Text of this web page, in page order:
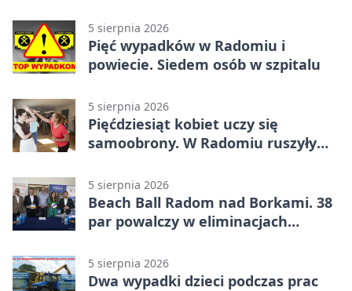
5 sierpnia 2026
Pięć wypadków w Radomiu i
powiecie. Siedem osób w szpitalu
5 sierpnia 2026
Pięćdziesiąt kobiet uczy się
samoobrony. W Radomiu ruszyły
5 sierpnia 2026
Beach Ball Radom nad Borkami. 38
par powalczy w eliminacjach
5 sierpnia 2026
Dwa wypadki dzieci podczas prac